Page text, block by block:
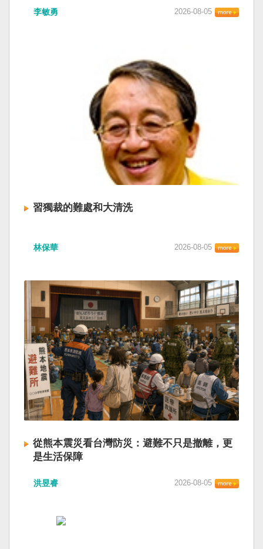
李敏勇 2026-08-05
習獨裁的難處和大清洗
林保華 2026-08-05
從熊本震災看台灣防災：避難不只是撤離，更
是生活保障
洪昱睿 2026-08-05